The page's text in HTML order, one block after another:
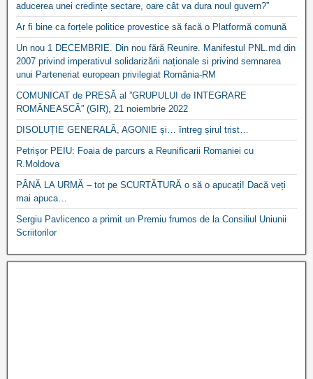
aducerea unei credințe sectare, oare cât va dura noul guvern?”
Ar fi bine ca forțele politice provestice să facă o Platformă comună
Un nou 1 DECEMBRIE. Din nou fără Reunire. Manifestul PNL.md din
2007 privind imperativul solidarizării naționale si privind semnarea
unui Parteneriat european privilegiat România-RM
COMUNICAT de PRESĂ al ”GRUPULUI de INTEGRARE
ROMÂNEASCĂ” (GIR), 21 noiembrie 2022
DISOLUȚIE GENERALĂ, AGONIE și… întreg șirul trist…
Petrișor PEIU: Foaia de parcurs a Reunificarii Romaniei cu
R.Moldova
PÂNĂ LA URMĂ – tot pe SCURTĂTURĂ o să o apucați! Dacă veți
mai apuca…
Sergiu Pavlicenco a primit un Premiu frumos de la Consiliul Uniunii
Scriitorilor